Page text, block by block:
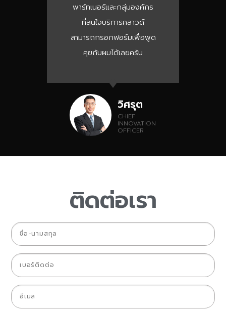
พาร์ทเนอร์และกลุ่มองค์กร
ที่สนใจบริการคลาวด์
สามารถกรอกฟอร์มเพื่อพูด
คุยกับผมได้เลยครับ
วิศรุต
CHIEF
INNOVATION
OFFICER
ติดต่อเรา